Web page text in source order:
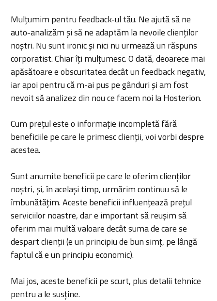
Mulțumim pentru feedback-ul tău. Ne ajută să ne
auto-analizăm și să ne adaptăm la nevoile clienților
noștri. Nu sunt ironic și nici nu urmează un răspuns
corporatist. Chiar îți mulțumesc. O dată, deoarece mai
apăsătoare e obscuritatea decât un feedback negativ,
iar apoi pentru că m-ai pus pe gânduri și am fost
nevoit să analizez din nou ce facem noi la Hosterion.
Cum prețul este o informație incompletă fără
beneficiile pe care le primesc clienții, voi vorbi despre
acestea.
Sunt anumite beneficii pe care le oferim clienților
noștri, și, în același timp, urmărim continuu să le
îmbunătățim. Aceste beneficii influențează prețul
serviciilor noastre, dar e important să reușim să
oferim mai multă valoare decât suma de care se
despart clienții (e un principiu de bun simț, pe lângă
faptul că e un principiu economic).
Mai jos, aceste beneficii pe scurt, plus detalii tehnice
pentru a le susține.